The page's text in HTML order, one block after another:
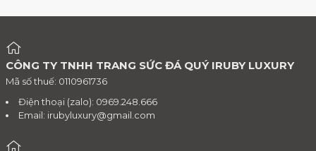
CÔNG TY TNHH TRANG SỨC ĐÁ QUÝ IRUBY LUXURY
Mã số thuế: 0110961736
Điện thoại (zalo): 0969.248.666
Email: irubyluxury@gmail.com